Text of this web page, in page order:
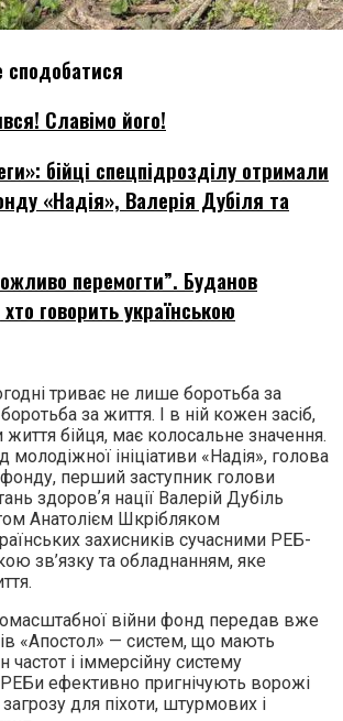
Славімо його!
бійці спецпідрозділу отримали
«Надія», Валерія Дубіля та
перемогти”. Буданов
говорить українською
триває не лише боротьба за
за життя. І в ній кожен засіб,
життя бійця, має колосальне значення.
молодіжної ініціативи «Надія», голова
перший заступник голови
здоровʼя нації Валерій Дубіль
Анатолієм Шкрібляком
захисників сучасними РЕБ-
зв’язку та обладнанням, яке
війни фонд передав вже
«Апостол» — систем, що мають
частот і іммерсійну систему
ефективно пригнічують ворожі
для піхоти, штурмових і